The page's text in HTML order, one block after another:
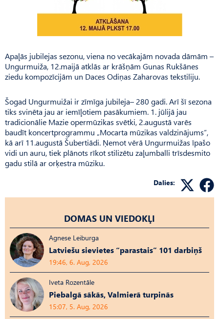
Apaļās jubilejas sezonu, viena no vecākajām novada dāmām –
Ungurmuiža, 12.maijā atklās ar krāšņām Gunas Rukšānes
ziedu kompozīcijām un Daces Odiņas Zaharovas tekstiliju.
Šogad Ungurmuižai ir zīmīga jubileja– 280 gadi. Arī šī sezona
tiks svinēta jau ar iemīļotiem pasākumiem. 1. jūlijā jau
tradicionālie Mazie opermūzikas svētki, 2.augustā varēs
baudīt koncertprogrammu „Mocarta mūzikas valdzinājums”,
kā arī 11.augustā Šubertiādi. Ņemot vērā Ungurmuižas īpašo
vidi un auru, tiek plānots rīkot stilizētu zaļumballi trīsdesmito
gadu stilā ar orķestra mūziku.
Dalies:
DOMAS UN VIEDOKĻI
Agnese Leiburga
Latviešu sievietes “parastais” 101 darbiņš
19:46, 6. Aug, 2026
Iveta Rozentāle
Piebalgā sākās, Valmierā turpinās
15:07, 5. Aug, 2026